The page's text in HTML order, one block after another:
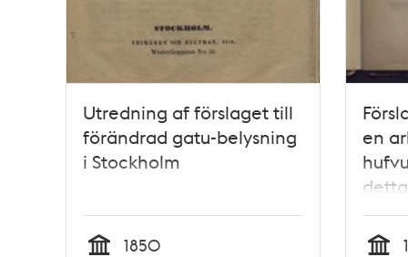
Utredning af förslaget till
förändrad gatu-belysning
i Stockholm
1850
en